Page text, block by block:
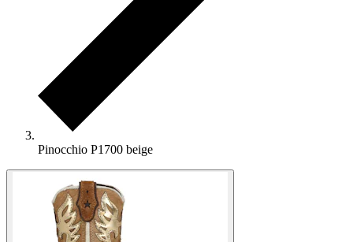
Pinocchio P1700 beige